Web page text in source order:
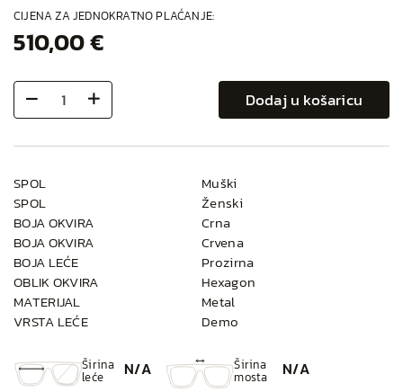
CIJENA ZA JEDNOKRATNO PLAĆANJE:
510,00 €
Dodaj u košaricu
SPOL
Muški
SPOL
Ženski
BOJA OKVIRA
Crna
BOJA OKVIRA
Crvena
BOJA LEĆE
Prozirna
OBLIK OKVIRA
Hexagon
MATERIJAL
Metal
VRSTA LEĆE
Demo
Širina
leće N/A Širina
mosta N/A